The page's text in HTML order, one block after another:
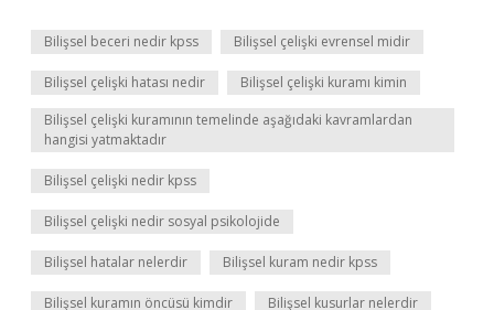
Bilişsel beceri nedir kpss Bilişsel çelişki evrensel midir
Bilişsel çelişki hatası nedir
Bilişsel çelişki kuramı kimin
Bilişsel çelişki kuramının temelinde aşağıdaki kavramlardan
hangisi yatmaktadır
Bilişsel çelişki nedir kpss
Bilişsel çelişki nedir sosyal psikolojide
Bilişsel hatalar nelerdir Bilişsel kuram nedir kpss
Bilişsel kuramın öncüsü kimdir Bilişsel kusurlar nelerdir